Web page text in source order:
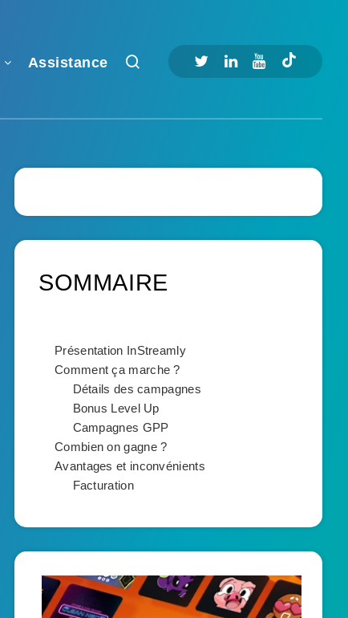
Assistance
SOMMAIRE
Présentation InStreamly
Comment ça marche ?
Détails des campagnes
Bonus Level Up
Campagnes GPP
Combien on gagne ?
Avantages et inconvénients
Facturation